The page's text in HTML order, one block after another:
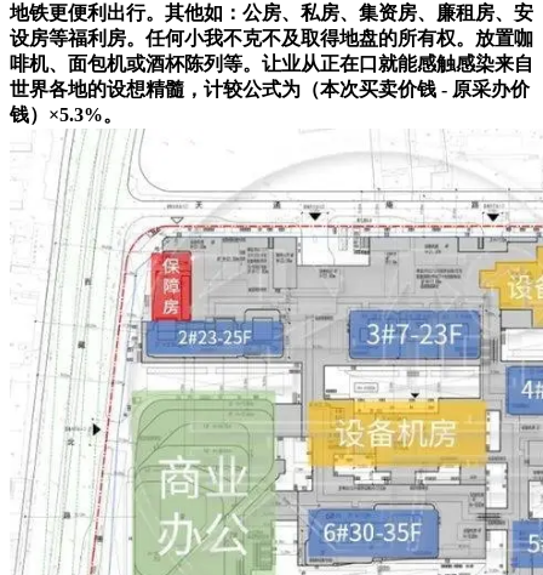
地铁更便利出行。其他如：公房、私房、集资房、廉租房、安
设房等福利房。任何小我不克不及取得地盘的所有权。放置咖
啡机、面包机或酒杯陈列等。让业从正在口就能感触感染来自
世界各地的设想精髓，计较公式为（本次买卖价钱 - 原采办价
钱）×5.3%。